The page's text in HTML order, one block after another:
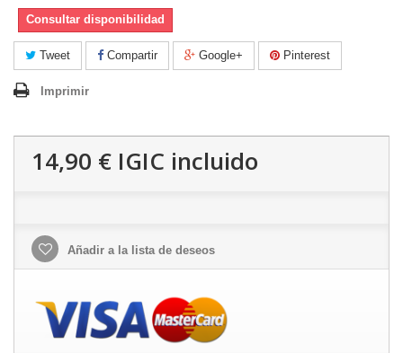
Consultar disponibilidad
Tweet Compartir Google+ Pinterest
Imprimir
14,90 € IGIC incluido
Añadir a la lista de deseos